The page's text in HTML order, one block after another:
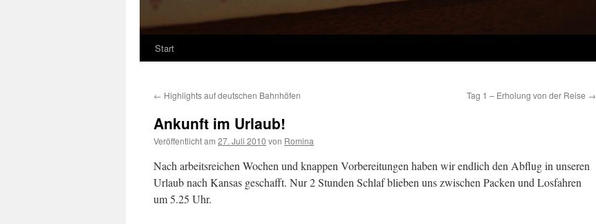
Start
← Highlights auf deutschen Bahnhöfen Tag 1 – Erholung von der Reise →
Ankunft im Urlaub!
Veröffentlicht am 27. Juli 2010 von Romina
Nach arbeitsreichen Wochen und knappen Vorbereitungen haben wir endlich den Abflug in unseren
Urlaub nach Kansas geschafft. Nur 2 Stunden Schlaf blieben uns zwischen Packen und Losfahren
um 5.25 Uhr.